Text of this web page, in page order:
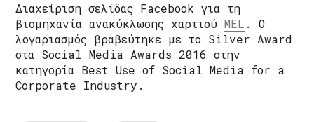
Διαχείριση σελίδας Facebook για τη
βιομηχανία ανακύκλωσης χαρτιούMEL . Ο
λογαριασμός βραβεύτηκε με το Silver Award
στα Social Media Awards 2016 στην
κατηγορία Best Use of Social Media for a
Corporate Industry.